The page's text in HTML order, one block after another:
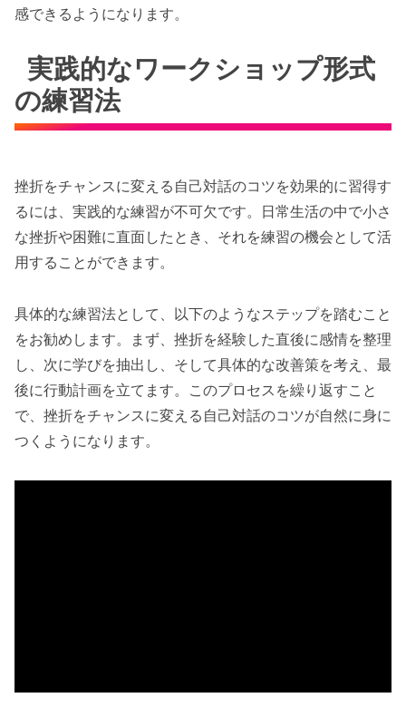
感できるようになります。
実践的なワークショップ形式
の練習法
挫折をチャンスに変える自己対話のコツを効果的に習得す
るには、実践的な練習が不可欠です。日常生活の中で小さ
な挫折や困難に直面したとき、それを練習の機会として活
用することができます。
具体的な練習法として、以下のようなステップを踏むこと
をお勧めします。まず、挫折を経験した直後に感情を整理
し、次に学びを抽出し、そして具体的な改善策を考え、最
後に行動計画を立てます。このプロセスを繰り返すこと
で、挫折をチャンスに変える自己対話のコツが自然に身に
つくようになります。